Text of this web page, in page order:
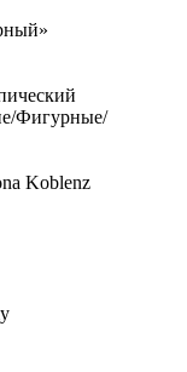
Фигурные/
Koblenz